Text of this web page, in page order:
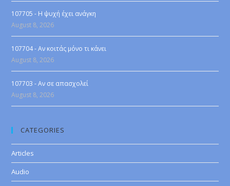
107705 - Η ψυχή έχει ανάγκη
August 8, 2026
107704 - Αν κοιτάς μόνο τι κάνει
August 8, 2026
107703 - Αν σε απασχολεί
August 8, 2026
CATEGORIES
Articles
Audio